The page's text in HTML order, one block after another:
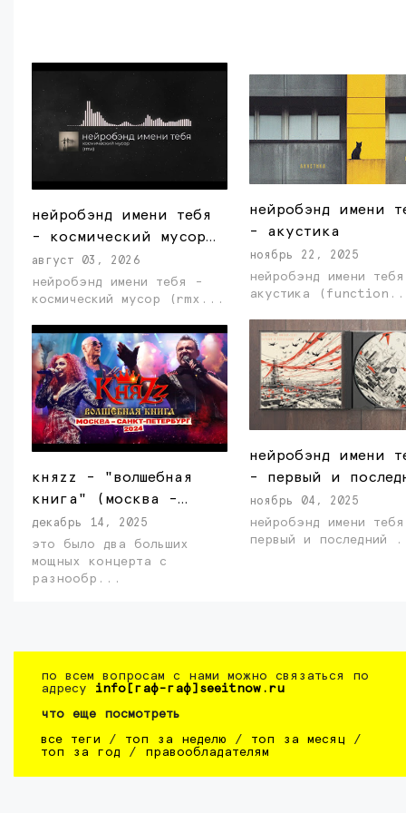
нейробэнд имени тебя
- космический мусор
(rmx)
август 03, 2026
нейробэнд имени тебя -
космический мусор (rmx...
княzz - "волшебная
книга" (москва -
санкт-петербург,
2024)
декабрь 14, 2025
это было два больших
мощных концерта с
разнообр...
нейробэнд имени
- акустика
ноябрь 22, 2025
нейробэнд имени
акустика
нейробэнд имени
- первый и
ноябрь 04, 2025
нейробэнд имени
по всем вопросам с нами можно связаться по
адресу info[гаф-гаф]seeitnow.ru
что еще посмотреть
все теги / топ за неделю / топ за месяц /
топ за год / правообладателям